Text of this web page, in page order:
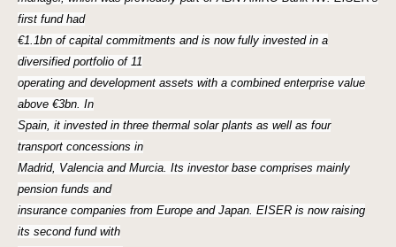
first fund had
€1.1bn of capital commitments and is now fully invested in a
diversified portfolio of 11
operating and development assets with a combined enterprise value
above €3bn. In
Spain, it invested in three thermal solar plants as well as four
transport concessions in
Madrid, Valencia and Murcia. Its investor base comprises mainly
pension funds and
insurance companies from Europe and Japan. EISER is now raising
its second fund with